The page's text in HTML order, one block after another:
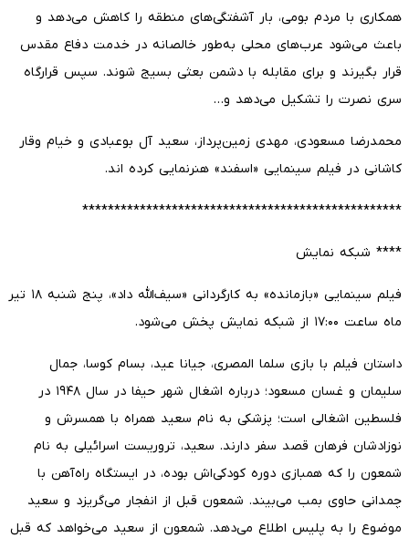
همکاری با مردم بومی، بار آشفتگی‌های منطقه را کاهش می‌دهد و
باعث می‌شود عرب‌های محلی به‌طور خالصانه در خدمت دفاع مقدس
قرار بگیرند و برای مقابله با دشمن بعثی بسیج شوند. سپس قرارگاه
سری نصرت را تشکیل می‌دهد و…
محمدرضا مسعودی، مهدی زمین‌پرداز، سعید آل بوعبادی و خیام وقار
کاشانی در فیلم سینمایی «اسفند» هنرنمایی کرده اند.
**************************************************
**** شبکه نمایش
فیلم سینمایی «بازمانده» به کارگردانی «سیف‌الله داد»، پنج شنبه ۱۸ تیر
ماه ساعت ۱۷:۰۰ از شبکه نمایش پخش می‌شود.
داستان فیلم با بازی سلما المصری، جیانا عید، بسام کوسا، جمال
سلیمان و غسان مسعود؛ درباره اشغال شهر حیفا در سال ۱۹۴۸ در
فلسطین اشغالی است؛ پزشکی به نام سعید همراه با همسرش و
نوزادشان فرهان قصد سفر دارند. سعید، تروریست اسرائیلی به نام
شمعون را که همبازی دوره کودکی‌اش بوده، در ایستگاه راه‌آهن با
چمدانی حاوی بمب می‌بیند. شمعون قبل از انفجار می‌گریزد و سعید
موضوع را به پلیس اطلاع می‌دهد. شمعون از سعید می‌خواهد که قبل